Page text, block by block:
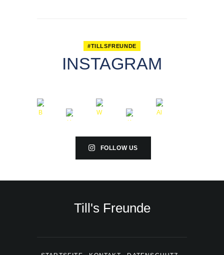
#TILLSFREUNDE
INSTAGRAM
FOLLOW US
Till's Freunde